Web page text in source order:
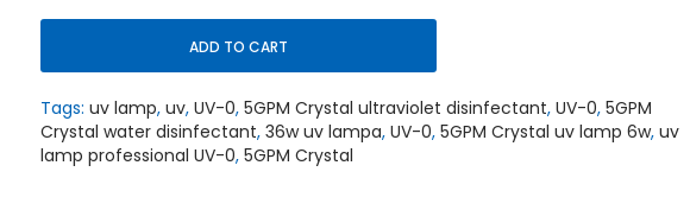
ADD TO CART
Tags:uv lamp,uv,UV-0,5GPM Crystal ultraviolet disinfectant,UV-0,5GPM
Crystal water disinfectant,36w uv lampa,UV-0,5GPM Crystal uv lamp 6w,uv
lamp professional UV-0,5GPM Crystal
51,600.00 грн. 43,900.00
ADD TO CART ADD TO CART